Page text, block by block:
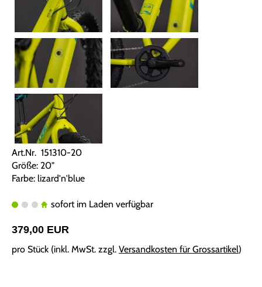
Art.Nr. 151310-20
Größe: 20"
Farbe: lizard'n'blue
sofort im Laden verfügbar
379,00 EUR
pro Stück (inkl. MwSt. zzgl. Versandkosten für Grossartikel)